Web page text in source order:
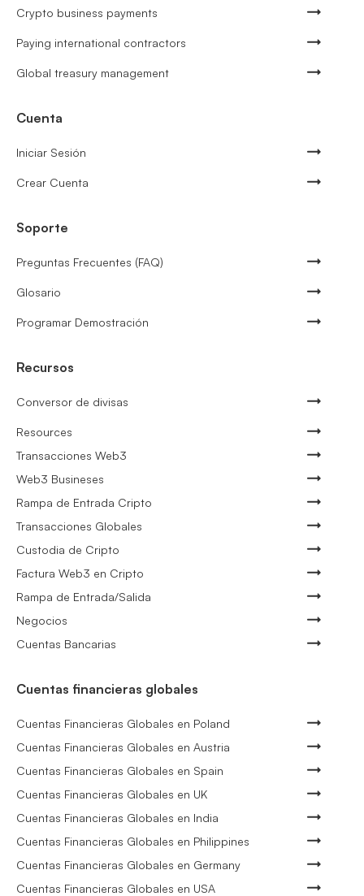
Crypto business payments
Paying international contractors
Global treasury management
Cuenta
Iniciar Sesión
Crear Cuenta
Soporte
Preguntas Frecuentes (FAQ)
Glosario
Programar Demostración
Recursos
Conversor de divisas
Resources
Transacciones Web3
Web3 Busineses
Rampa de Entrada Cripto
Transacciones Globales
Custodia de Cripto
Factura Web3 en Cripto
Rampa de Entrada/Salida
Negocios
Cuentas Bancarias
Cuentas financieras globales
Cuentas Financieras Globales en Poland
Cuentas Financieras Globales en Austria
Cuentas Financieras Globales en Spain
Cuentas Financieras Globales en UK
Cuentas Financieras Globales en India
Cuentas Financieras Globales en Philippines
Cuentas Financieras Globales en Germany
Cuentas Financieras Globales en USA